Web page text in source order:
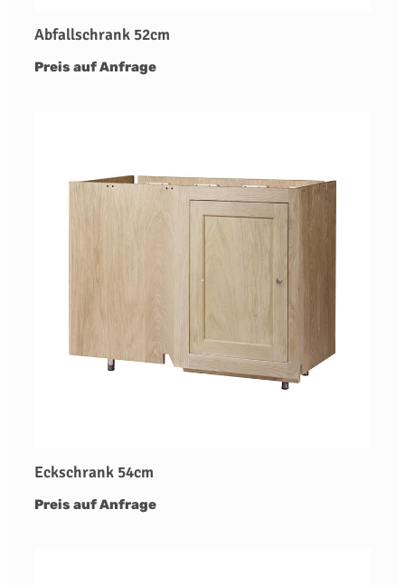
Abfallschrank 52cm
Preis auf Anfrage
Eckschrank 54cm
Preis auf Anfrage